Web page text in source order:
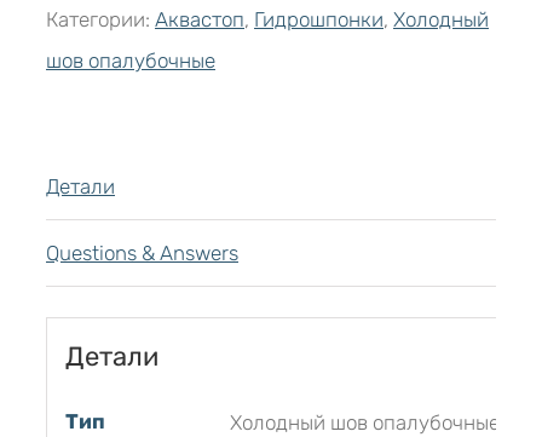
Категории: Аквастоп, Гидрошпонки, Холодный
шов опалубочные
Детали
Questions & Answers
Детали
Тип
Холодный шов опалубочные